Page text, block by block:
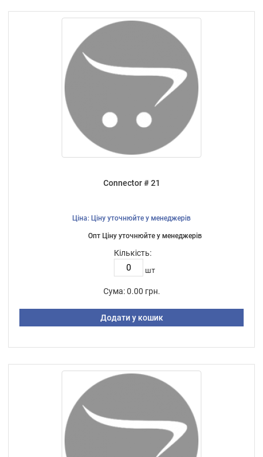
Connector # 21
Ціна: Ціну уточнюйте у менеджерів
Опт Ціну уточнюйте у менеджерів
Кількість:
шт
Сума: 0.00 грн.
Додати у кошик